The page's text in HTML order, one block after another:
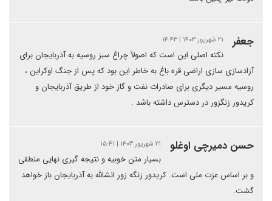
جعفر ۲۱ شهریور ۱۴۰۳ | ۱۴:۴۳
نکته اصلی این است که اصولاً چراغ سبز روسیه به آذربایجان برای
آزادسازی سازی اراضی قره باغ به خاطر این بود که پس از جنگ اوکراین ،
روسیه مسیر دیگری برای صادرات نفت و گاز خود از طریق آذربایجان و
کریدور زنگزور در دسترس داشته باشد .
حسن دمیرچی اوغلو ۲۱ شهریور ۱۴۰۳ | ۱۵:۴۱
بسیار متن خوبیه و نتیجه گیری نهایی منطقی
و بر اساس عزت ملی است. کریدور زنگه زور انشالله به آذربایجان باز خواهد
گشت.